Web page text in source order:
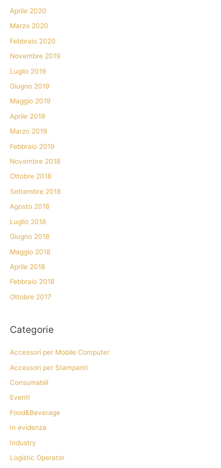
Aprile 2020
Marzo 2020
Febbraio 2020
Novembre 2019
Luglio 2019
Giugno 2019
Maggio 2019
Aprile 2019
Marzo 2019
Febbraio 2019
Novembre 2018
Ottobre 2018
Settembre 2018
Agosto 2018
Luglio 2018
Giugno 2018
Maggio 2018
Aprile 2018
Febbraio 2018
Ottobre 2017
Categorie
Accessori per Mobile Computer
Accessori per Stampanti
Consumabili
Eventi
Food&Beverage
In evidenza
Industry
Logistic Operator